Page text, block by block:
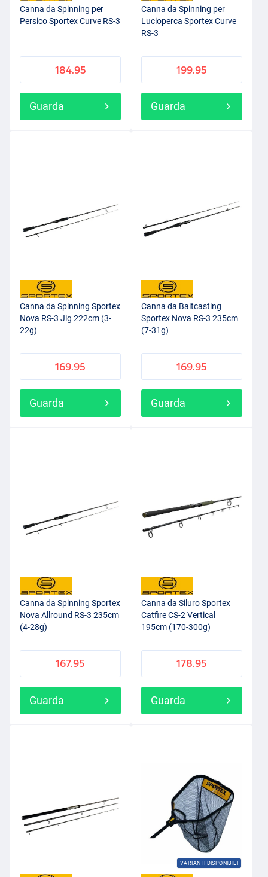
Canna da Spinning per
Persico Sportex Curve RS-3
184.95
Guarda
Canna da Spinning per
Lucioperca Sportex Curve
RS-3
199.95
Guarda
Canna da Spinning Sportex
Nova RS-3 Jig 222cm (3-
22g)
169.95
Guarda
Canna da Baitcasting
Sportex Nova RS-3 235cm
(7-31g)
169.95
Guarda
Canna da Spinning Sportex
Nova Allround RS-3 235cm
(4-28g)
167.95
Guarda
Canna da Siluro Sportex
Catfire CS-2 Vertical
195cm (170-300g)
178.95
Guarda
VARIANTI DISPONIBILI